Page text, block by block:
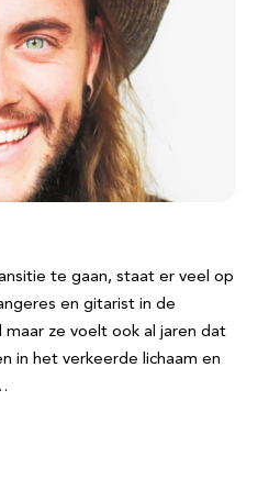
te gaan, staat er veel op
en gitarist in de
maar ze voelt ook al jaren dat
in het verkeerde lichaam en